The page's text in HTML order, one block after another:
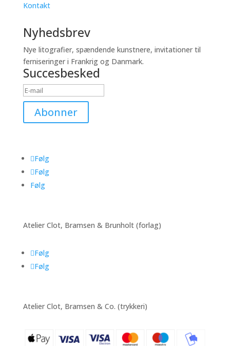
Kontakt
Nyhedsbrev
Nye litografier, spændende kunstnere, invitationer til
ferniseringer i Frankrig og Danmark.
Succesbesked
Abonner
Følg
Følg
Følg
Atelier Clot, Bramsen & Brunholt (forlag)
Følg
Følg
Atelier Clot, Bramsen & Co. (trykkeri)